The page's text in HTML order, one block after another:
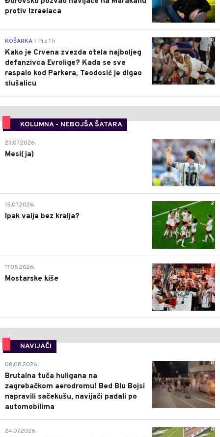
protiv Izraelaca
0
KOŠARKA Pre 1 h
Kako je Crvena zvezda otela najboljeg
defanzivca Evrolige? Kada se sve
raspalo kod Parkera, Teodosić je digao
slušalicu
KOLUMNA - NEBOJŠA ŠATARA
0
23.07.2026.
Mesi(ja)
2
15.07.2026.
Ipak valja bez kralja?
0
17.05.2026.
Mostarske kiše
NAVIJAČI
0
08.08.2026.
Brutalna tuča huligana na
zagrebačkom aerodromu! Bed Blu Bojsi
napravili sačekušu, navijači padali po
automobilima
0
24.07.2026.